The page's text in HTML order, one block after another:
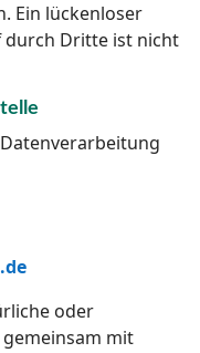
Ein lückenloser
durch Dritte ist nicht
oder
mit